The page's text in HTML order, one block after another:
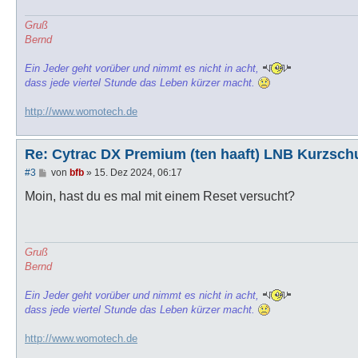
Gruß
Bernd
Ein Jeder geht vorüber und nimmt es nicht in acht,
dass jede viertel Stunde das Leben kürzer macht.
http://www.womotech.de
Re: Cytrac DX Premium (ten haaft) LNB
#3
B
i
von bfb» 15. Dez 2024, 06:17
Moin, hast du es mal mit einem Reset versucht?
Gruß
Bernd
Ein Jeder geht vorüber und nimmt es nicht in acht,
dass jede viertel Stunde das Leben kürzer macht.
http://www.womotech.de